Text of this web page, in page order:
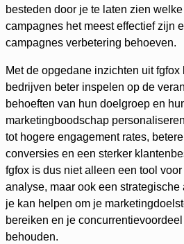
besteden door je te laten zien welke
campagnes het meest effectief zijn
campagnes verbetering behoeven.
Met de opgedane inzichten uit fgfox
bedrijven beter inspelen op de
behoeften van hun doelgroep en
marketingboodschap
tot hogere engagement rates, betere
conversies en een sterker
fgfox is dus niet alleen een tool voor
analyse, maar ook een strategische
je kan helpen om je
bereiken en je
behouden.